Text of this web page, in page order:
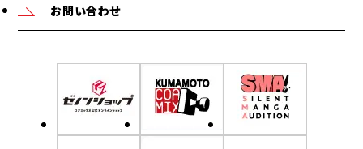
お問い合わせ